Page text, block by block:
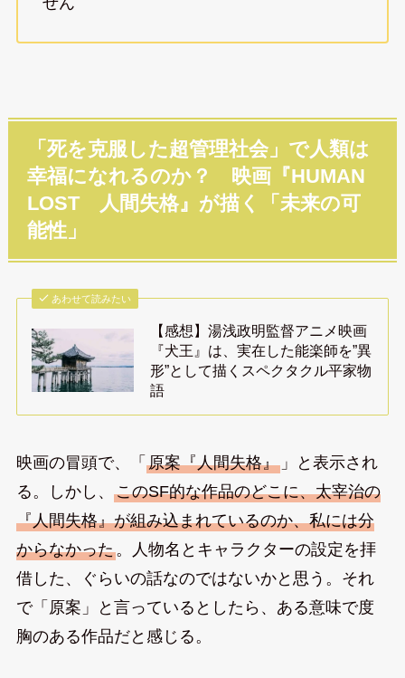
「死を克服した超管理社会」で人類は
幸福になれるのか？ 映画『HUMAN
LOST 人間失格』が描く「未来の可
能性」
あわせて読みたい
【感想】湯浅政明監督アニメ映画
『犬王』は、実在した能楽師を”異
形”として描くスペクタクル平家物
語
映画の冒頭で、「 原案『人間失格』」と表示され
る。しかし、 このSF的な作品のどこに、太宰治の
『人間失格』が組み込まれているのか、私には分
からなかった。人物名とキャラクターの設定を拝
借した、ぐらいの話なのではないかと思う。それ
で「原案」と言っているとしたら、ある意味で度
胸のある作品だと感じる。